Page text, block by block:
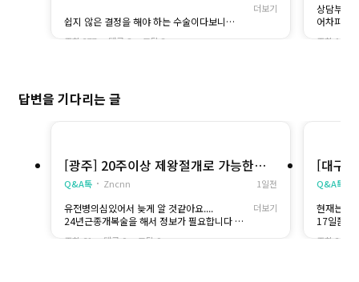
쉽지 않은 결정을 해야 하는 수술이다보니
저도 누군가한테는 도움이 되고싶어 적어봐요...
전 6주차에 흡입술로 진행했고, 수액도 추가해
은 괜찮았는데, 막상 제 차례가 가까워질수록 별
생각이 다 들었던..ㅠㅠㅠ
그래도 원장님이 계속 차분하게 안내해줘서 마
음이 조금씩 편해지긴 하더라고요...
그리고 중절은 수면으로 진행해서 과정은 그냥
기억이 없어요..
눈을 떴을 때는 회복실이었고, 처음에는 정신이
더보기
조회 277 댓글 8 토닥 3
상담부터
어차피 수
는 데 집
무리해서
맞을 것
배랑 허
감 있는
어제 초음
잘 됐다고
조회 162
답변을 기다리는 글
[광주] 20주이상 제왕절개로 가능한곳
제발...
Q&A톡 Zncnn 1일전
유전병의심있어서 늦게 알 것같아요....
24년근종개복술을 해서 정보가 필요합니다
더보기
조회 61 댓글 0 토닥 0
[대구]
Q&A톡
현재는 3
17일쯤 아
조회 25